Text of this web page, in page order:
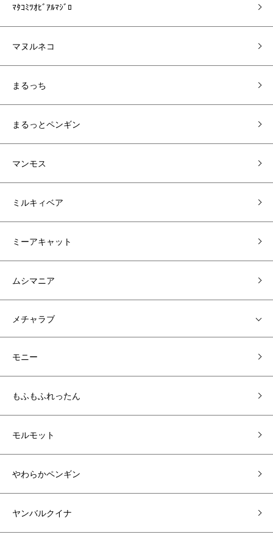
ﾏﾀｺﾐﾂｵﾋﾞｱﾙﾏｼﾞﾛ
マヌルネコ
まるっち
まるっとペンギン
マンモス
ミルキィベア
ミーアキャット
ムシマニア
メチャラブ
モニー
もふもふれったん
モルモット
やわらかペンギン
ヤンバルクイナ